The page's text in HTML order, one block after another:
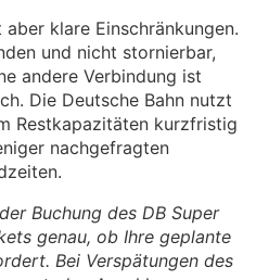
klare Einschränkungen.
und nicht stornierbar,
andere Verbindung ist
Die Deutsche Bahn nutzt
Restkapazitäten kurzfristig
nachgefragten
Buchung des DB Super
genau, ob Ihre geplante
Bei Verspätungen des